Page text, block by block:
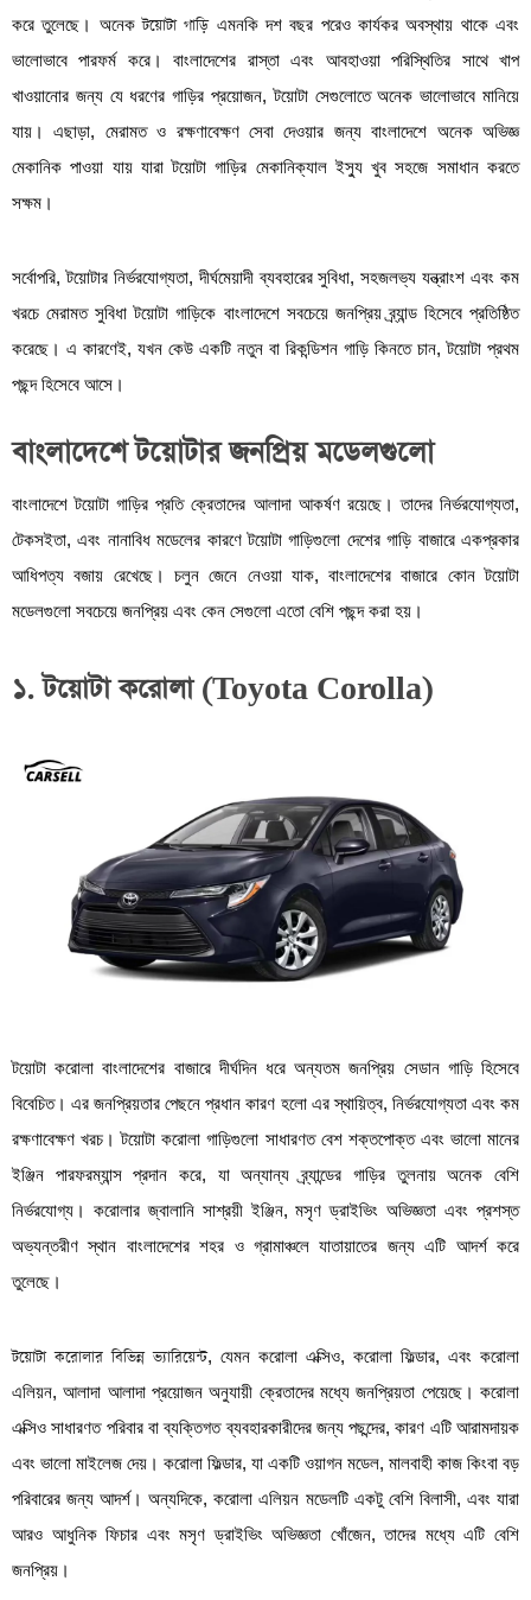
করে তুলেছে। অনেকটয়োটা গাড়িএমনকি দশ বছর পরেও কার্যকর অবস্থায় থাকে এবং
ভালোভাবে পারফর্ম করে। বাংলাদেশের রাস্তা এবং আবহাওয়া পরিস্থিতির সাথে খাপ
খাওয়ানোর জন্য যে ধরণের গাড়ির প্রয়োজন, টয়োটা সেগুলোতে অনেক ভালোভাবে মানিয়ে
যায়। এছাড়া, মেরামত ও রক্ষণাবেক্ষণ সেবা দেওয়ার জন্য বাংলাদেশে অনেক অভিজ্ঞ
মেকানিক পাওয়া যায় যারা টয়োটা গাড়ির মেকানিক্যাল ইস্যু খুব সহজে সমাধান করতে
সক্ষম।
সর্বোপরি, টয়োটার নির্ভরযোগ্যতা, দীর্ঘমেয়াদী ব্যবহারের সুবিধা, সহজলভ্য যন্ত্রাংশ এবং কম
খরচে মেরামত সুবিধা টয়োটা গাড়িকে বাংলাদেশে সবচেয়ে জনপ্রিয় ব্র্যান্ড হিসেবে প্রতিষ্ঠিত
করেছে। এ কারণেই, যখন কেউ একটি নতুন বা রিকন্ডিশন গাড়ি কিনতে চান, টয়োটা প্রথম
পছন্দ হিসেবে আসে।
বাংলাদেশে টয়োটার জনপ্রিয় মডেলগুলো
বাংলাদেশে টয়োটা গাড়ির প্রতি ক্রেতাদের আলাদা আকর্ষণ রয়েছে। তাদের নির্ভরযোগ্যতা,
টেকসইতা, এবং নানাবিধ মডেলের কারণে টয়োটা গাড়িগুলো দেশের গাড়ি বাজারে একপ্রকার
আধিপত্য বজায় রেখেছে। চলুন জেনে নেওয়া যাক, বাংলাদেশের বাজারে কোন টয়োটা
মডেলগুলো সবচেয়ে জনপ্রিয় এবং কেন সেগুলো এতো বেশি পছন্দ করা হয়।
১. টয়োটা করোলা (Toyota Corolla)
টয়োটা করোলা বাংলাদেশের বাজারে দীর্ঘদিন ধরে অন্যতম জনপ্রিয় সেডান গাড়ি হিসেবে
বিবেচিত। এর জনপ্রিয়তার পেছনে প্রধান কারণ হলো এর স্থায়িত্ব, নির্ভরযোগ্যতা এবং কম
রক্ষণাবেক্ষণ খরচ। টয়োটা করোলা গাড়িগুলো সাধারণত বেশ শক্তপোক্ত এবং ভালো মানের
ইঞ্জিন পারফরম্যান্স প্রদান করে, যা অন্যান্য ব্র্যান্ডের গাড়ির তুলনায় অনেক বেশি
নির্ভরযোগ্য। করোলার জ্বালানি সাশ্রয়ী ইঞ্জিন, মসৃণ ড্রাইভিং অভিজ্ঞতা এবং প্রশস্ত
অভ্যন্তরীণ স্থান বাংলাদেশের শহর ও গ্রামাঞ্চলে যাতায়াতের জন্য এটি আদর্শ করে
তুলেছে।
টয়োটা করোলার বিভিন্ন ভ্যারিয়েন্ট, যেমন করোলা এক্সিও, করোলা ফিল্ডার, এবং করোলা
এলিয়ন, আলাদা আলাদা প্রয়োজন অনুযায়ী ক্রেতাদের মধ্যে জনপ্রিয়তা পেয়েছে। করোলা
এক্সিও সাধারণত পরিবার বা ব্যক্তিগত ব্যবহারকারীদের জন্য পছন্দের, কারণ এটি আরামদায়ক
এবং ভালো মাইলেজ দেয়। করোলা ফিল্ডার, যা একটি ওয়াগন মডেল, মালবাহী কাজ কিংবা বড়
পরিবারের জন্য আদর্শ। অন্যদিকে, করোলা এলিয়ন মডেলটি একটু বেশি বিলাসী, এবং যারা
আরও আধুনিক ফিচার এবং মসৃণ ড্রাইভিং অভিজ্ঞতা খোঁজেন, তাদের মধ্যে এটি বেশি
জনপ্রিয়।